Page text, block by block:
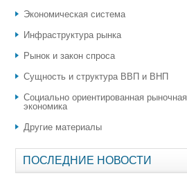
Экономическая система
Инфраструктура рынка
Рынок и закон спроса
Сущность и структура ВВП и ВНП
Социально ориентированная рыночная
экономика
Другие материалы
ПОСЛЕДНИЕ НОВОСТИ